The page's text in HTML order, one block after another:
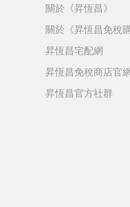
關於《昇恆昌》
關於《昇恆昌免稅
昇恆昌宅配網
昇恆昌免稅商店官
昇恆昌官方社群